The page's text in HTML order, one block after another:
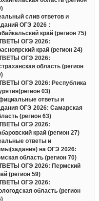
слив ответов и
ОГЭ 2026 :
край (регион 75)
ОГЭ 2026:
край (регион 24)
ОГЭ 2026:
область (регион
ОГЭ 2026: Республика
03)
ответы и
ОГЭ 2026: Самарская
(регион 63)
ОГЭ 2026:
край (регион 27)
ответы и
на ОГЭ 2026:
область (регион 70)
ОГЭ 2026: Пермский
(регион 59)
ОГЭ 2026:
область (регион